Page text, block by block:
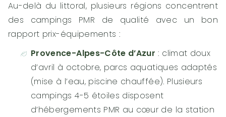
Au-delà du littoral, plusieurs régions concentrent
des campings PMR de qualité avec un bon
rapport prix-équipements :
Provence-Alpes-Côte d’Azur : climat doux
d’avril à octobre, parcs aquatiques adaptés
(mise à l’eau, piscine chauffée). Plusieurs
campings 4-5 étoiles disposent
d’hébergements PMR au cœur de la station